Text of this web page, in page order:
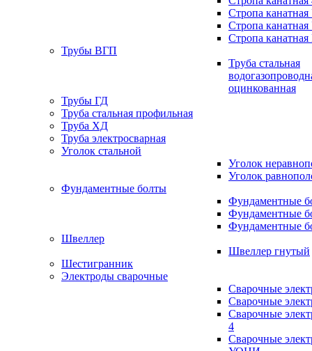
Стропа
Стропа
Стропа
Трубы ВГП
Труба стальная
оцинкованная
Трубы ГД
Труба стальная профильная
Труба ХД
Труба электросварная
Уголок стальной
Уголок
Уголок
Фундаментные болты
Фундаментные
Фундаментные
Фундаментные
Швеллер
Швеллер гнутый
Шестигранник
Электроды сварочные
Сварочные
Сварочные
Сварочные
4
Сварочные